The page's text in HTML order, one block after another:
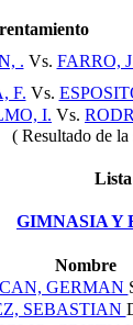
. Vs. FARRO,
F. Vs.
I. Vs.
( Resultado de la
GIMNASIA Y
Nombre
GERMAN
SEBASTIAN